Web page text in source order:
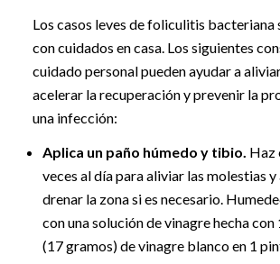
Los casos leves de foliculitis bacteriana
con cuidados en casa. Los siguientes
cuidado personal pueden ayudar a
acelerar la recuperación y prevenir la
una infección:
Aplica un paño húmedo y tibio. Haz
veces al día para aliviar las molestias y
drenar la zona si es necesario.
con una solución de vinagre hecha con
(17 gramos) de vinagre blanco en 1